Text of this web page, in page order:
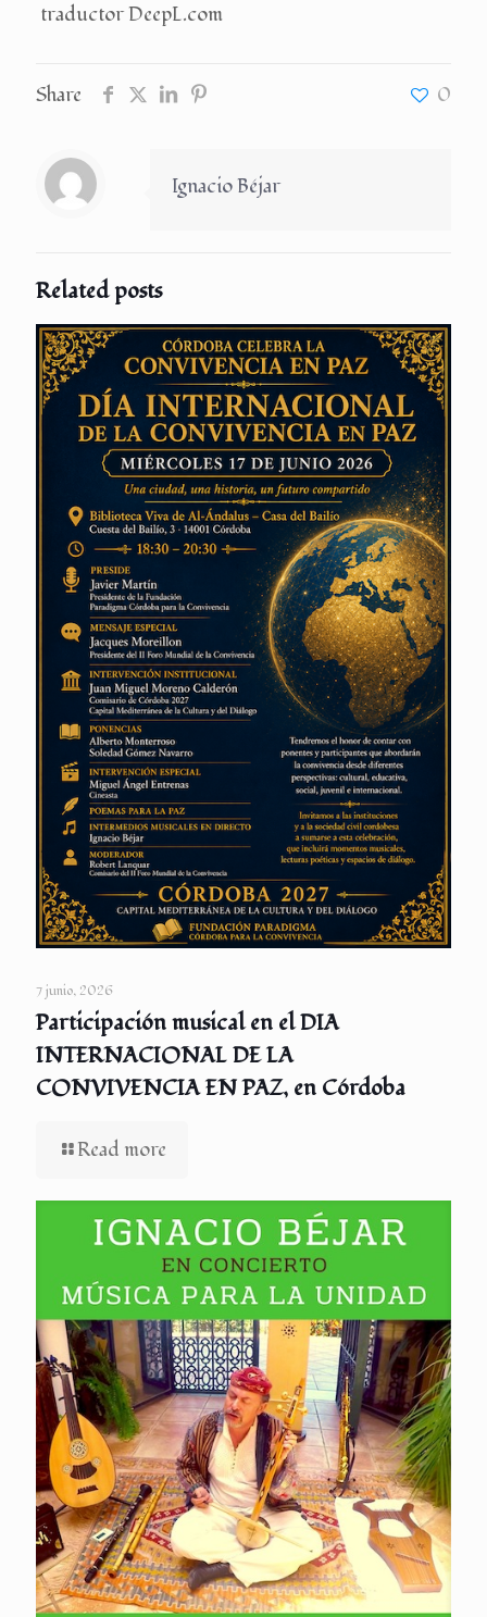
traductor DeepL.com
Share 0
Ignacio Béjar
Related posts
7 junio, 2026
Participación musical en el DIA
INTERNACIONAL DE LA
CONVIVENCIA EN PAZ, en Córdoba
Read more